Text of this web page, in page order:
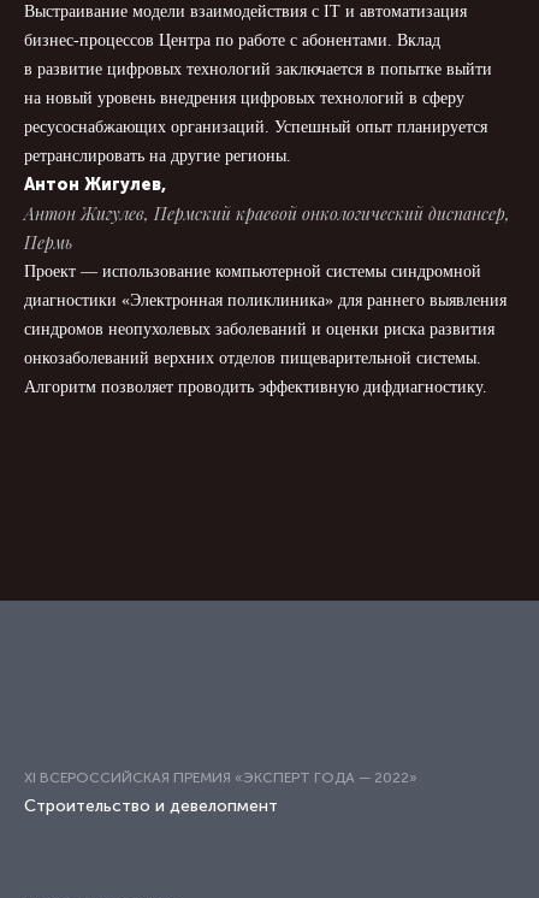
Выстраивание модели взаимодействия с IT и автоматизация
бизнес-процессов Центра по работе с абонентами. Вклад
в развитие цифровых технологий заключается в попытке выйти
на новый уровень внедрения цифровых технологий в сферу
ресусоснабжающих организаций. Успешный опыт планируется
ретранслировать на другие регионы.
Антон Жигулев,
Антон Жигулев, Пермский краевой онкологический диспансер,
Пермь
Проект — использование компьютерной системы синдромной
диагностики «Электронная поликлиника» для раннего выявления
синдромов неопухолевых заболеваний и оценки риска развития
онкозаболеваний верхних отделов пищеварительной системы.
Алгоритм позволяет проводить эффективную дифдиагностику.
XI ВСЕРОССИЙСКАЯ ПРЕМИЯ «ЭКСПЕРТ ГОДА — 2022»
Строительство и девелопмент